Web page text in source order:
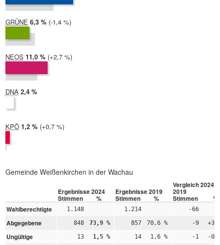
GRÜNE 2024:
6,3 % Differenz:
-1,4 %
NEOS 2024:
11,0 %
2019:
8,3 %
Differenz:
+2,7 %
DNA 2024:
2,4 %
KPÖ 2024:
1,2 % Differenz:
+0,7 %
Gemeinde Weißenkirchen in der Wachau
Ergebnisse 2024 Ergebnisse 2019
Vergleich 2024 –
2019
Stimmen % Stimmen % Stimmen
%
Wahlberechtigte
1.148 1.214 -66
Abgegebene 848 73,9 % 857 70,6 % -9
Ungültige 13 1,5 % 14 1,6 % -1 -